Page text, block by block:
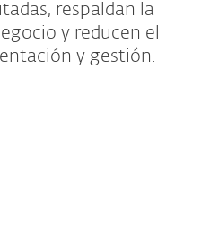
respaldan la
y reducen el
y gestión.